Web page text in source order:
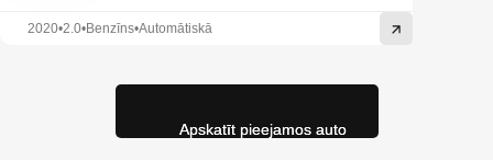
2020•2.0•Benzīns•Automātiskā